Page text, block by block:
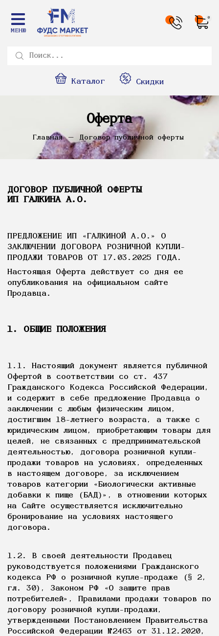
МЕНЮ
0
Каталог Скидки
Оферта
Главная Договор публичной оферты
ДОГОВОР ПУБЛИЧНОЙ ОФЕРТЫ
ИП ГАЛКИНА А.О.
ПРЕДЛОЖЕНИЕ ИП «ГАЛКИНОЙ А.О.» О
ЗАКЛЮЧЕНИИ ДОГОВОРА РОЗНИЧНОЙ КУПЛИ-
ПРОДАЖИ ТОВАРОВ ОТ 17.03.2025 ГОДА.
Настоящая Оферта действует со дня ее
опубликования на официальном сайте
Продавца.
1. ОБЩИЕ ПОЛОЖЕНИЯ
1.1. Настоящий документ является публичной
Офертой в соответствии со ст. 437
Гражданского Кодекса Российской Федерации,
и содержит в себе предложение Продавца о
заключении с любым физическим лицом,
достигшим 18-летнего возраста, а также с
юридическим лицом, приобретающим товары для
целей, не связанных с предпринимательской
деятельностью, договора розничной купли-
продажи товаров на условиях, определенных
в настоящем договоре, за исключением
товаров категории «Биологически активные
добавки к пище (БАД)», в отношении которых
на Сайте осуществляется исключительно
бронирование на условиях настоящего
договора.
1.2. В своей деятельности Продавец
руководствуется положениями Гражданского
кодекса РФ о розничной купле-продаже (§ 2,
гл. 30), Законом РФ «О защите прав
потребителей», Правилами продажи товаров по
договору розничной купли-продажи,
утвержденными Постановлением Правительства
Российской Федерации №2463 от 31.12.2020,